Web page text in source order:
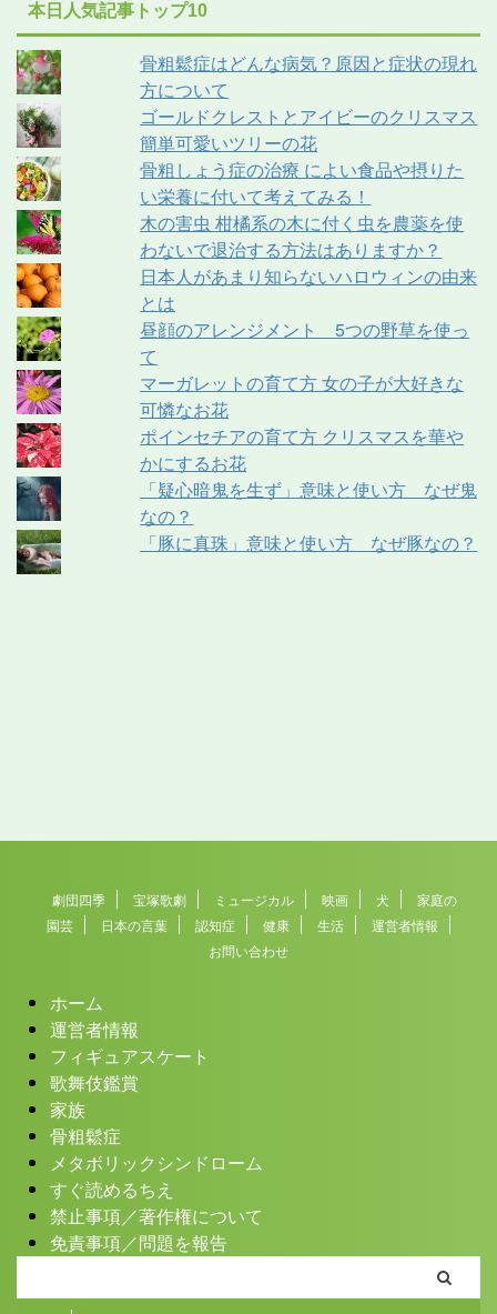
本日人気記事トップ10
骨粗鬆症はどんな病気？原因と症状の現れ
方について
ゴールドクレストとアイビーのクリスマス
簡単可愛いツリーの花
骨粗しょう症の治療 によい食品や摂りた
い栄養に付いて考えてみる！
木の害虫 柑橘系の木に付く虫を農薬を使
わないで退治する方法はありますか？
日本人があまり知らないハロウィンの由来
とは
昼顔のアレンジメント 5つの野草を使っ
て
マーガレットの育て方 女の子が大好きな
可憐なお花
ポインセチアの育て方 クリスマスを華や
かにするお花
「疑心暗鬼を生ず」意味と使い方 なぜ鬼
なの？
「豚に真珠」意味と使い方 なぜ豚なの？
劇団四季 宝塚歌劇 ミュージカル 映画 犬
家庭の
園芸
日本の言葉 認知症 健康 生活
運営者情報
お問い合わせ
ホーム
運営者情報
フィギュアスケート
歌舞伎鑑賞
家族
骨粗鬆症
メタボリックシンドローム
すぐ読めるちえ
禁止事項／著作権について
免責事項／問題を報告